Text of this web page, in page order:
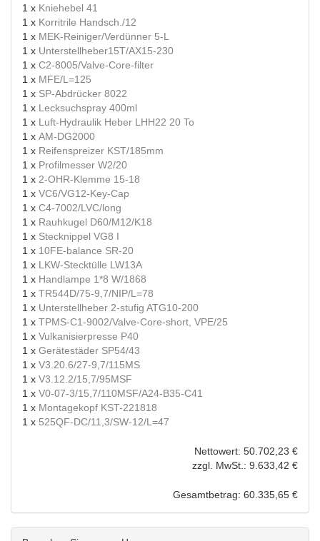
1 x Kniehebel 41
1 x Korritrile Handsch./12
1 x MEK-Reiniger/Verdünner 5-L
1 x Unterstellheber15T/AX15-230
1 x C2-8005/Valve-Core-filter
1 x MFE/L=125
1 x SP-Abdrücker 8022
1 x Lecksuchspray 400ml
1 x Luft-Hydraulik Heber LHH22 20 To
1 x AM-DG2000
1 x Reifenspreizer KST/185mm
1 x Profilmesser W2/20
1 x 2-OHR-Klemme 15-18
1 x VC6/VG12-Key-Cap
1 x C4-7002/LVC/long
1 x Rauhkugel D60/M12/K18
1 x Stecknippel VG8 I
1 x 10FE-balance SR-20
1 x LKW-Stecktülle LW13A
1 x Handlampe 1*8 W/1868
1 x TR544D/75-9,7/NIP/L=78
1 x Unterstellheber 2-stufig ATG10-200
1 x TPMS-C1-9002/Valve-Core-short, VPE/25
1 x Vulkanisierpresse P40
1 x Gerätestäder SP54/43
1 x V3.20.6/27-9,7/115MS
1 x V3.12.2/15,7/95MSF
1 x V0-07-3/15,7/110MSF/A24-B35-C41
1 x Montagekopf KST-221818
1 x 525QF-DC/11,3/SW-12/L=47
Nettowert: 50.702,23 €
zzgl. MwSt.: 9.633,42 €
Gesamtbetrag: 60.335,65 €